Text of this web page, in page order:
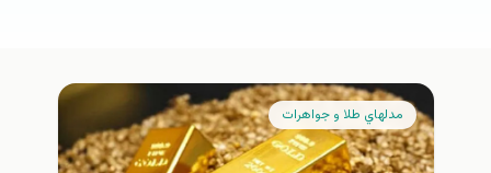
مدلهاي طلا و جواهرات